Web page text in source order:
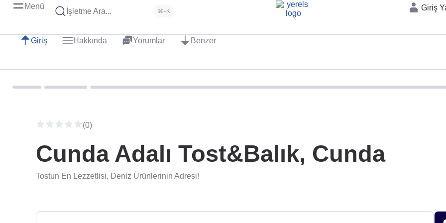
Menü
İşletme Ara... ⌘+K Giriş
Giriş Hakkında Yorumlar Benzer
(0)
Cunda Adalı Tost&Balık, Cunda
Tostun En Lezzetlisi, Deniz Ürünlerinin Adresi!